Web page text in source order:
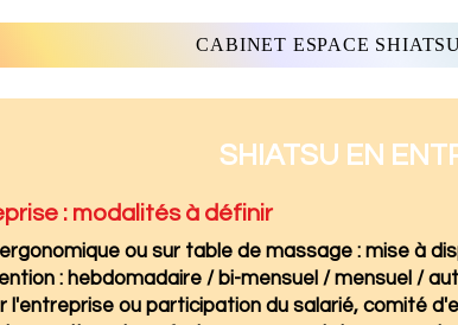
CABINET ESPACE
SHIATSU EN
: modalités à définir
ou sur table de massage : mise à
: hebdomadaire / bi-mensuel / mensuel /
l'entreprise ou participation du salarié, comité